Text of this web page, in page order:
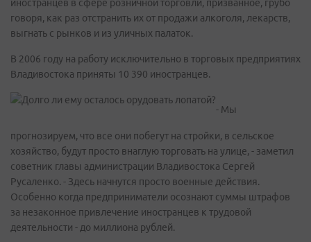
иностранцев в сфере розничной торговли, призванное, грубо
говоря, как раз отстранить их от продажи алкоголя, лекарств,
выгнать с рынков и из уличных палаток.
В 2006 году на работу исключительно в торговых предприятиях
Владивостока приняты 10 390 иностранцев.
- Мы
прогнозируем, что все они побегут на стройки, в сельское
хозяйство, будут просто внаглую торговать на улице, - заметил
советник главы администрации Владивостока Сергей
Русаленко. - Здесь начнутся просто военные действия.
Особенно когда предприниматели осознают суммы штрафов
за незаконное привлечение иностранцев к трудовой
деятельности - до миллиона рублей.